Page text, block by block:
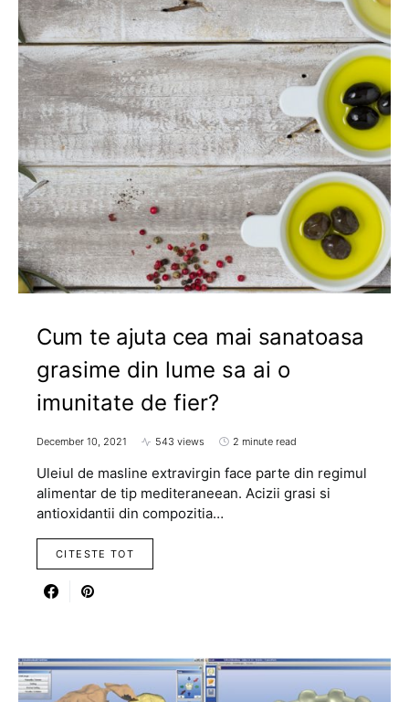
Cum te ajuta cea mai sanatoasa
grasime din lume sa ai o
imunitate de fier?
December 10, 2021 543 views 2 minute read
Uleiul de masline extravirgin face parte din regimul
alimentar de tip mediteraneean. Acizii grasi si
antioxidantii din compozitia…
CITESTE TOT